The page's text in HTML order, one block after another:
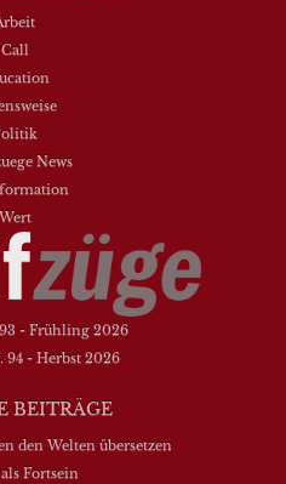
Call
News
Wert
- Frühling 2026
94 - Herbst 2026
BEITRÄGE
den Welten übersetzen
Fortsein